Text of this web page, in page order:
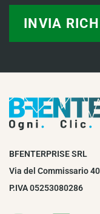
BFENTERPRISE SRL
Via del Commissario
P.IVA 05253080286